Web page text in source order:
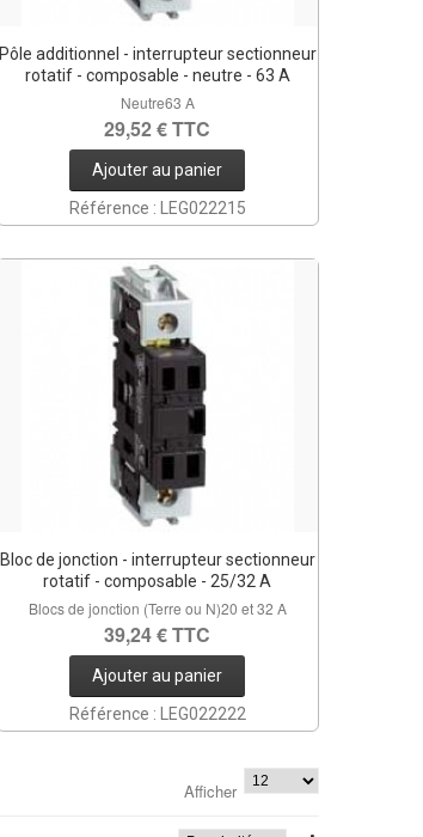
Pôle additionnel - interrupteur sectionneur
rotatif - composable - neutre - 63 A
Neutre63 A
29,52 € TTC
Ajouter au panier
Référence : LEG022215
Bloc de jonction - interrupteur sectionneur
rotatif - composable - 25/32 A
Blocs de jonction (Terre ou N)20 et 32 A
39,24 € TTC
Ajouter au panier
Référence : LEG022222
Afficher